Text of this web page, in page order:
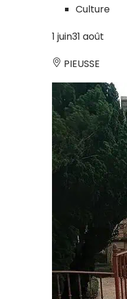
Culture
1 juin31 août
PIEUSSE